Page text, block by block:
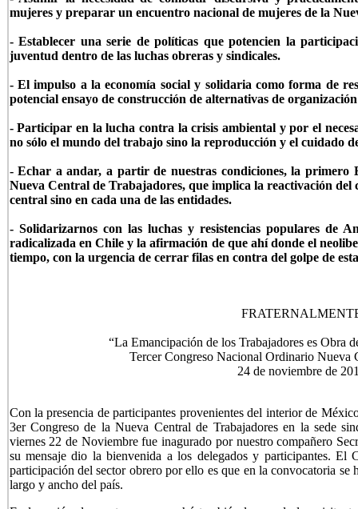
mujeres y preparar un encuentro nacional de mujeres de la
- Establecer una serie de políticas que potencien la
juventud dentro de las luchas obreras y sindicales.
- El impulso a la economía social y solidaria como forma de
potencial ensayo de construcción de alternativas de
- Participar en la lucha contra la crisis ambiental y por el
no sólo el mundo del trabajo sino la reproducción y el cuidado
- Echar a andar, a partir de nuestras condiciones, la primero
Nueva Central de Trabajadores, que implica la reactivación del
central sino en cada una de las entidades.
- Solidarizarnos con las luchas y resistencias populares de
radicalizada en Chile y la afirmación de que ahí donde el
tiempo, con la urgencia de cerrar filas en contra del golpe de
“La Emancipación de los Trabajadores es Obra
Tercer Congreso Nacional Ordinario Nueva
24 de noviembre de
Con la presencia de participantes provenientes del interior de
3er Congreso de la Nueva Central de Trabajadores en la sede
viernes 22 de Noviembre fue inagurado por nuestro compañero
su mensaje dio la bienvenida a los delegados y participantes. El
participación del sector obrero por ello es que en la convocatoria se
largo y ancho del país.